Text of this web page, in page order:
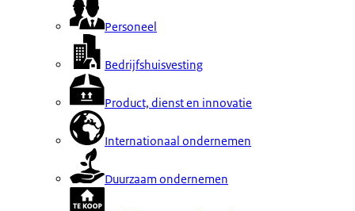
Personeel
Bedrijfshuisvesting
Product, dienst en innovatie
Internationaal ondernemen
Duurzaam ondernemen